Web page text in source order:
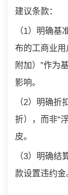
建议条款：
（1）明确基
布的工商业
附加）”作为
影响。
（2）明确折
折），而非“
皮。
（3）明确
款设置违约金